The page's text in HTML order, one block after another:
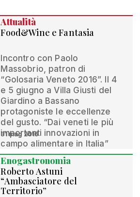
Attualità
Food&Wine e Fantasia
Incontro con Paolo
Massobrio, patron di
“Golosaria Veneto 2016”. Il 4
e 5 giugno a Villa Giusti del
Giardino a Bassano
protagoniste le eccellenze
del gusto. “Dai veneti le più
importanti innovazioni in
campo alimentare in Italia”
31 mag 2016
Enogastronomia
Roberto Astuni
“Ambasciatore del
Territorio”